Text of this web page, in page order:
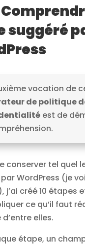
suggéré
vocation de
de politique
est de
conserver tel quel
WordPress (je
j’ai créé 10 étapes
ce qu’il faut
elles.
étape, un